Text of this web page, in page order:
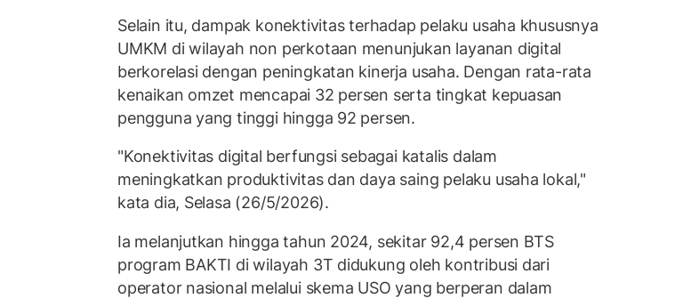
Selain itu, dampak konektivitas terhadap pelaku usaha khususnya
UMKM di wilayah non perkotaan menunjukan layanan digital
berkorelasi dengan peningkatan kinerja usaha. Dengan rata-rata
kenaikan omzet mencapai 32 persen serta tingkat kepuasan
pengguna yang tinggi hingga 92 persen.
"Konektivitas digital berfungsi sebagai katalis dalam
meningkatkan produktivitas dan daya saing pelaku usaha lokal,"
kata dia, Selasa (26/5/2026).
Ia melanjutkan hingga tahun 2024, sekitar 92,4 persen BTS
program BAKTI di wilayah 3T didukung oleh kontribusi dari
operator nasional melalui skema USO yang berperan dalam